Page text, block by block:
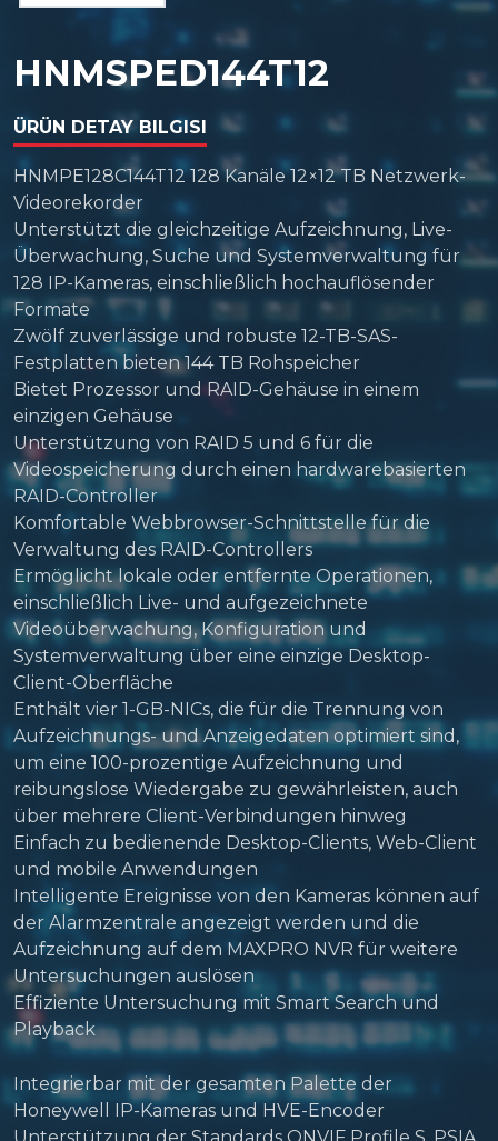
HNMSPED144T12
ÜRÜN DETAY BILGISI
HNMPE128C144T12 128 Kanäle 12×12 TB Netzwerk-
Videorekorder
Unterstützt die gleichzeitige Aufzeichnung, Live-
Überwachung, Suche und Systemverwaltung für
128 IP-Kameras, einschließlich hochauflösender
Formate
Zwölf zuverlässige und robuste 12-TB-SAS-
Festplatten bieten 144 TB Rohspeicher
Bietet Prozessor und RAID-Gehäuse in einem
einzigen Gehäuse
Unterstützung von RAID 5 und 6 für die
Videospeicherung durch einen hardwarebasierten
RAID-Controller
Komfortable Webbrowser-Schnittstelle für die
Verwaltung des RAID-Controllers
Ermöglicht lokale oder entfernte Operationen,
einschließlich Live- und aufgezeichnete
Videoüberwachung, Konfiguration und
Systemverwaltung über eine einzige Desktop-
Client-Oberfläche
Enthält vier 1-GB-NICs, die für die Trennung von
Aufzeichnungs- und Anzeigedaten optimiert sind,
um eine 100-prozentige Aufzeichnung und
reibungslose Wiedergabe zu gewährleisten, auch
über mehrere Client-Verbindungen hinweg
Einfach zu bedienende Desktop-Clients, Web-Client
und mobile Anwendungen
Intelligente Ereignisse von den Kameras können auf
der Alarmzentrale angezeigt werden und die
Aufzeichnung auf dem MAXPRO NVR für weitere
Untersuchungen auslösen
Effiziente Untersuchung mit Smart Search und
Playback
Integrierbar mit der gesamten Palette der
Honeywell IP-Kameras und HVE-Encoder